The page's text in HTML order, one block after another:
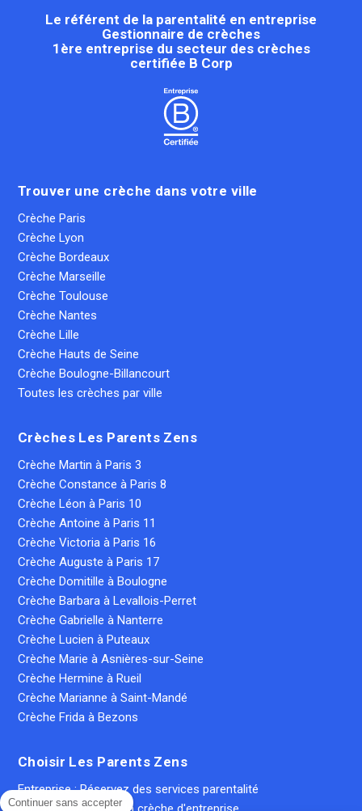
Continuer sans accepter
Le référent de la parentalité en entreprise
Gestionnaire de crèches
1ère entreprise du secteur des crèches
certifiée B Corp
Trouver une crèche dans votre ville
Crèche Paris
Crèche Lyon
Crèche Bordeaux
Crèche Marseille
Crèche Toulouse
Crèche Nantes
Crèche Lille
Crèche Hauts de Seine
Crèche Boulogne-Billancourt
Toutes les crèches par ville
Crèches Les Parents Zens
Crèche Martin à Paris 3
Crèche Constance à Paris 8
Crèche Léon à Paris 10
Crèche Antoine à Paris 11
Crèche Victoria à Paris 16
Crèche Auguste à Paris 17
Crèche Domitille à Boulogne
Crèche Barbara à Levallois-Perret
Crèche Gabrielle à Nanterre
Crèche Lucien à Puteaux
Crèche Marie à Asnières-sur-Seine
Crèche Hermine à Rueil
Crèche Marianne à Saint-Mandé
Crèche Frida à Bezons
Choisir Les Parents Zens
Entreprise : Réservez des services parentalité